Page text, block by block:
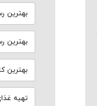
بهترین
بهترین
بهترین
تهیه